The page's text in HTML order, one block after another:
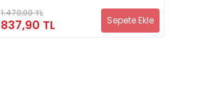
1.470,00 TL
837,90 TL Sepete Ekle